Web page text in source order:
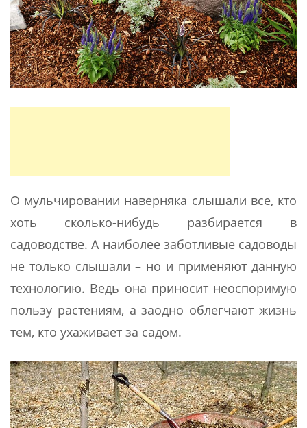
О мульчировании наверняка слышали все, кто
хоть сколько-нибудь разбирается в
садоводстве. А наиболее заботливые садоводы
не только слышали – но и применяют данную
технологию. Ведь она приносит неоспоримую
пользу растениям, а заодно облегчают жизнь
тем, кто ухаживает за садом.